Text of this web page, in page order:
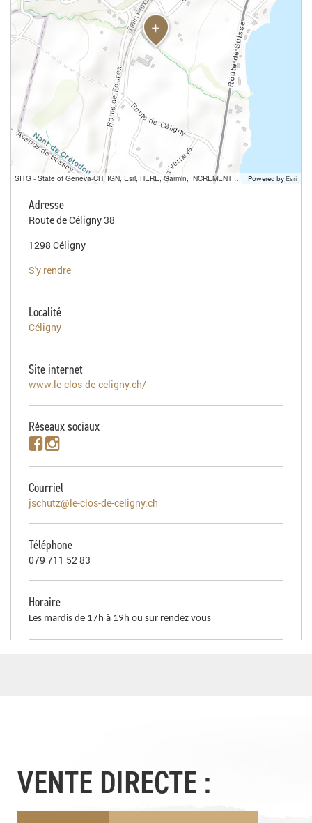
SITG - State of Geneva-CH, IGN, Esri, HERE, Garmin, INCREMENT P, USGS, METI/NASA Powered by Esri
Adresse
Route de Céligny 38
1298 Céligny
S'y rendre
Localité
Céligny
Site internet
www.le-clos-de-celigny.ch/
Réseaux sociaux
Courriel
jschutz@le-clos-de-celigny.ch
Téléphone
079 711 52 83
Horaire
Les mardis de 17h à 19h ou sur rendez vous
VENTE DIRECTE :